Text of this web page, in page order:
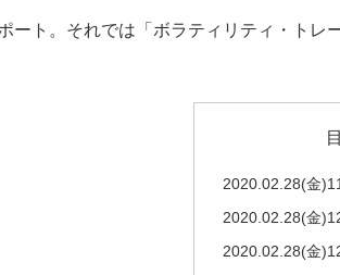
ート。それでは「ボラティリティ・トレ
2020.02.28(金
2020.02.28(金
2020.02.28(金